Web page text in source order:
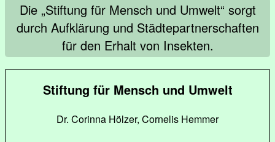
Die „Stiftung für Mensch und Umwelt“ sorgt
durch Aufklärung und Städtepartnerschaften
für den Erhalt von Insekten.
Stiftung für Mensch und Umwelt
Dr. Corinna Hölzer, Cornelis Hemmer